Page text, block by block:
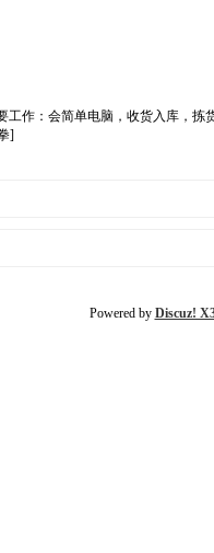
工作：会简单电脑，收货入库，
]
Powered by Discuz!